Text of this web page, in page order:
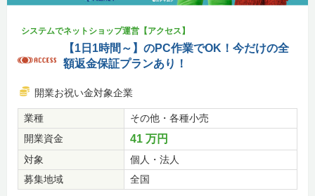
システムでネットショップ運営【アクセス】
【1日1時間～】のPC作業でOK！今だけの全
額返金保証プランあり！
開業お祝い金対象企業
業種
その他・各種小売
開業資金
41 万円
対象
個人・法人
募集地域
全国